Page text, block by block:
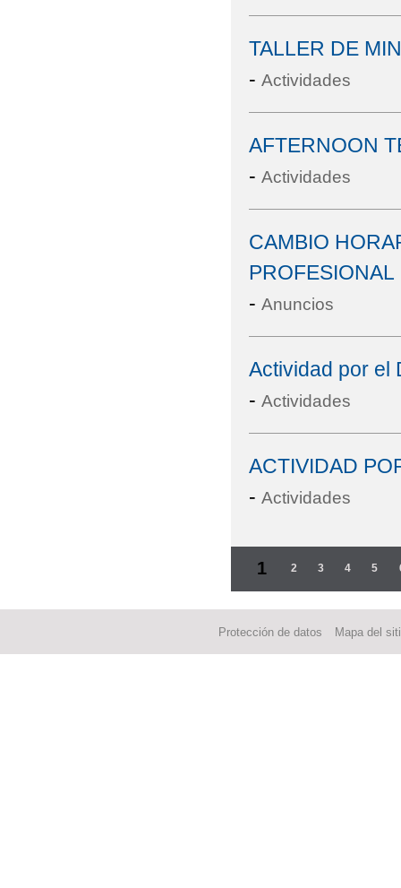
TALLER DE
- Actividades
AFTERNOON
- Actividades
CAMBIO
PROFESIONAL
- Anuncios
Actividad por el
- Actividades
ACTIVIDAD
- Actividades
Páginas
1 2 3 4 5
Protección de datos Mapa del